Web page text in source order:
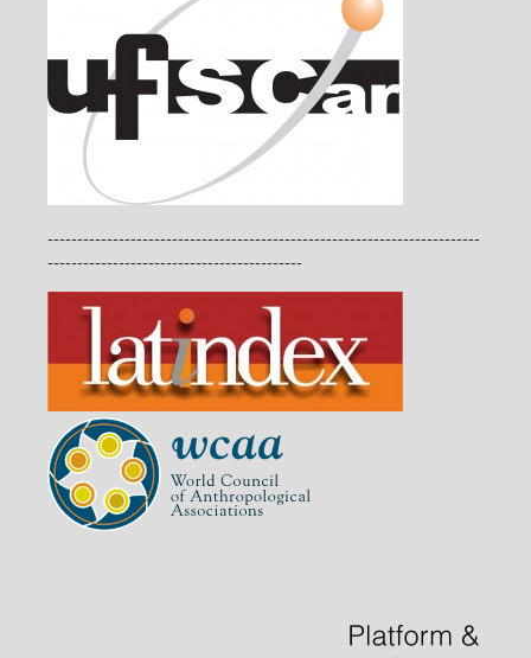
-------------------------------------------------------------------------
-------------------------------------------